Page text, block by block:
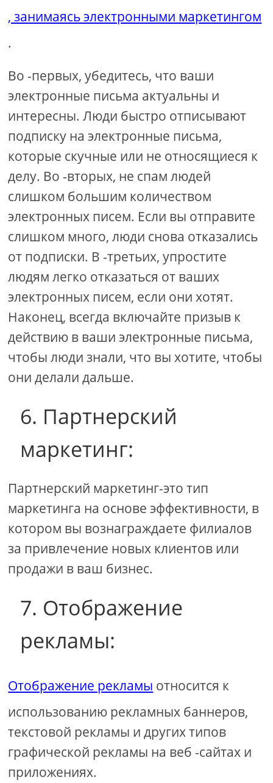
, занимаясь электронными маркетингом
.
Во -первых, убедитесь, что ваши
электронные письма актуальны и
интересны. Люди быстро отписывают
подписку на электронные письма,
которые скучные или не относящиеся к
делу. Во -вторых, не спам людей
слишком большим количеством
электронных писем. Если вы отправите
слишком много, люди снова отказались
от подписки. В -третьих, упростите
людям легко отказаться от ваших
электронных писем, если они хотят.
Наконец, всегда включайте призыв к
действию в ваши электронные письма,
чтобы люди знали, что вы хотите, чтобы
они делали дальше.
6. Партнерский
маркетинг:
Партнерский маркетинг-это тип
маркетинга на основе эффективности, в
котором вы вознаграждаете филиалов
за привлечение новых клиентов или
продажи в ваш бизнес.
7. Отображение
рекламы:
Отображение рекламы относится к
использованию рекламных баннеров,
текстовой рекламы и других типов
графической рекламы на веб -сайтах и ​​
приложениях.